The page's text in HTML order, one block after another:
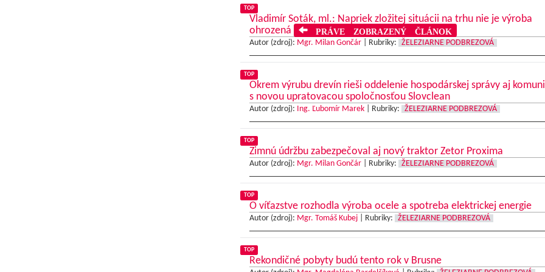
TOP
Vladimír Soták, ml.: Napriek zložitej situácii na trhu nie je výroba
ohrozená
PRÁVE ZOBRAZENÝ ČLÁNOK
Autor (zdroj): Mgr. Milan Gončár| Rubriky: ŽELEZIARNE PODBREZOVÁ
TOP
Okrem výrubu drevín rieši oddelenie hospodárskej správy aj
s novou upratovacou spoločnosťou Slovclean
Autor (zdroj): Ing. Ľubomír Marek| Rubriky: ŽELEZIARNE PODBREZOVÁ
TOP
Zimnú údržbu zabezpečoval aj nový traktor Zetor Proxima
Autor (zdroj): Mgr. Milan Gončár| Rubriky: ŽELEZIARNE PODBREZOVÁ
TOP
O víťazstve rozhodla výroba ocele a spotreba elektrickej energie
Autor (zdroj): Mgr. Tomáš Kubej| Rubriky: ŽELEZIARNE PODBREZOVÁ
TOP
Rekondičné pobyty budú tento rok v Brusne